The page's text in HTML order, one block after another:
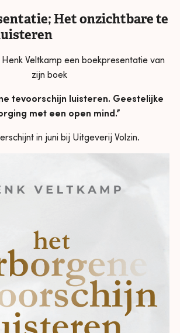
Het onzichtbare te
Veltkamp een boekpresentatie van
zijn boek
tevoorschijn luisteren. Geestelijke
met een open mind.”
in juni bij Uitgeverij Volzin.